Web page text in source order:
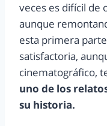
veces es difícil de
aunque
esta primera
satisfactoria,
cinematográfico,
uno de los
su historia.